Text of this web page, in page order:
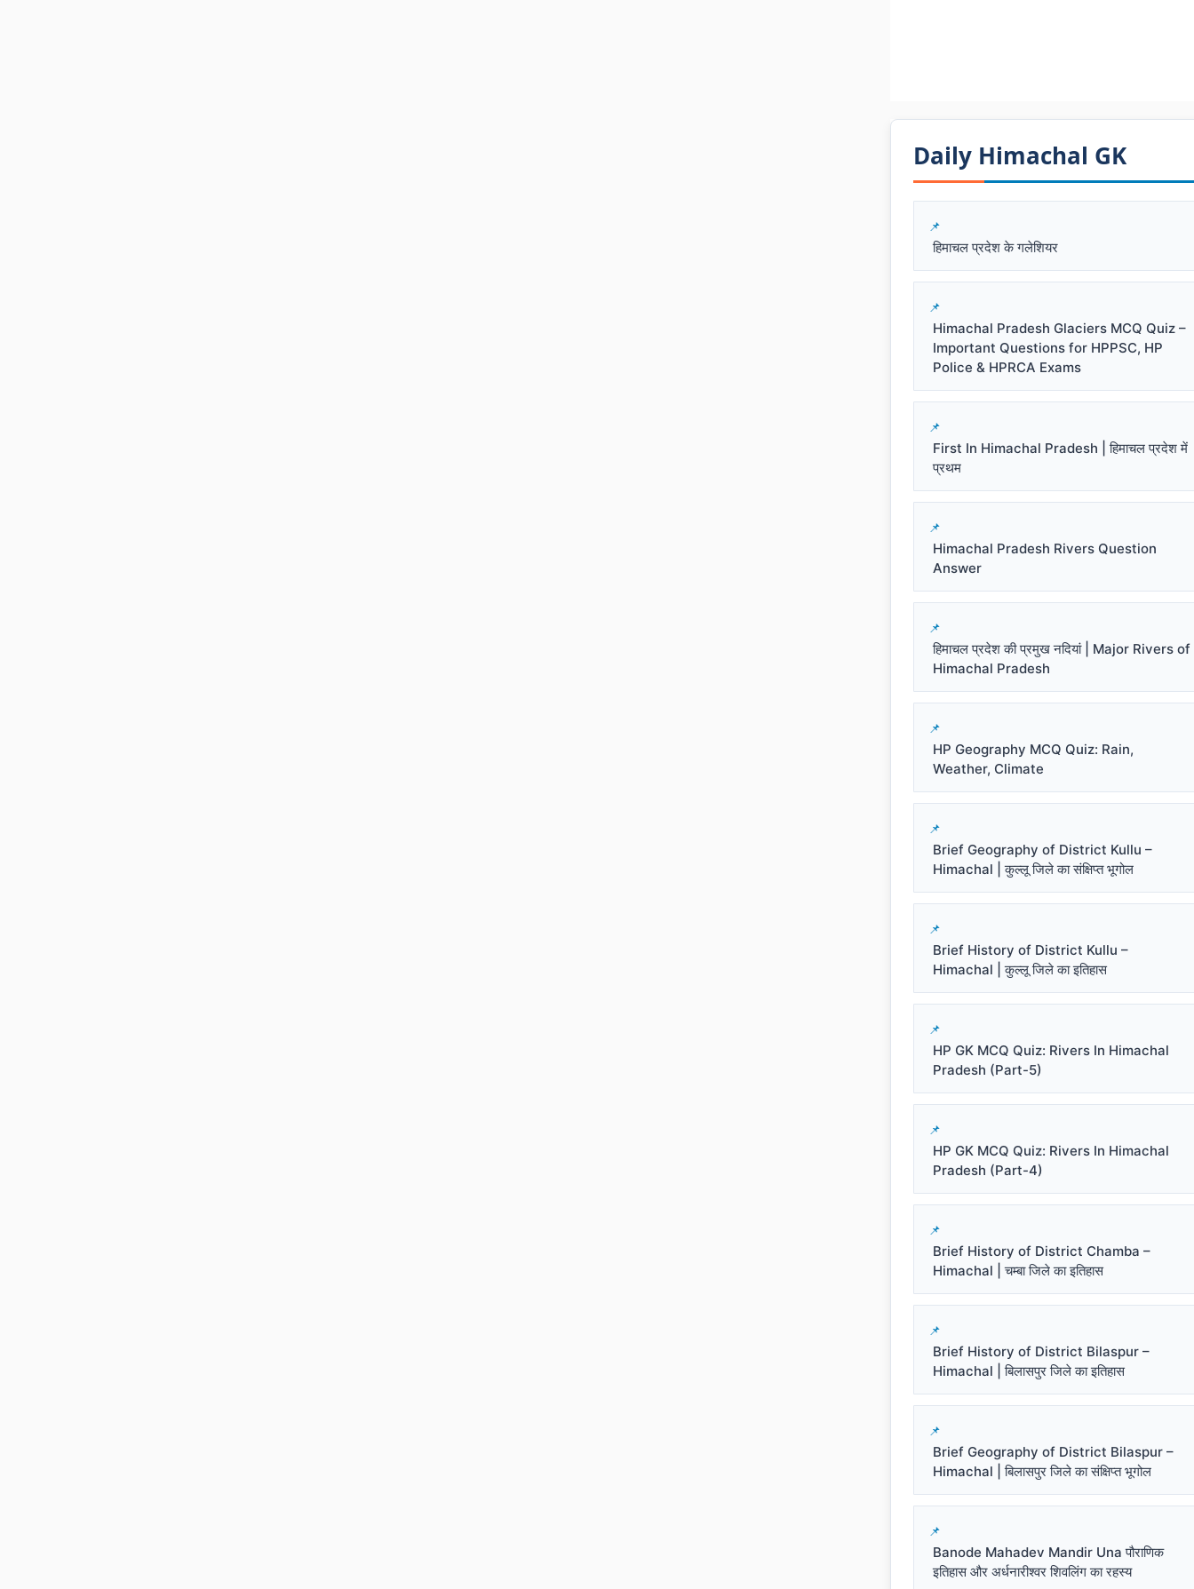
Daily Himachal GK​​
हिमाचल प्रदेश के गलेशियर
Himachal Pradesh Glaciers MCQ Quiz –
Important Questions for HPPSC, HP
Police & HPRCA Exams
First In Himachal Pradesh | हिमाचल प्रदेश में
प्रथम
Himachal Pradesh Rivers Question
Answer
हिमाचल प्रदेश की प्रमुख नदियां | Major Rivers of
Himachal Pradesh
HP Geography MCQ Quiz: Rain,
Weather, Climate
Brief Geography of District Kullu –
Himachal | कुल्लू जिले का संक्षिप्त भूगोल
Brief History of District Kullu –
Himachal | कुल्लू जिले का इतिहास
HP GK MCQ Quiz: Rivers In Himachal
Pradesh (Part-5)
HP GK MCQ Quiz: Rivers In Himachal
Pradesh (Part-4)
Brief History of District Chamba –
Himachal | चम्बा जिले का इतिहास
Brief History of District Bilaspur –
Himachal | बिलासपुर जिले का इतिहास
Brief Geography of District Bilaspur –
Himachal | बिलासपुर जिले का संक्षिप्त भूगोल
Banode Mahadev Mandir Una पौराणिक
इतिहास और अर्धनारीश्वर शिवलिंग का रहस्य